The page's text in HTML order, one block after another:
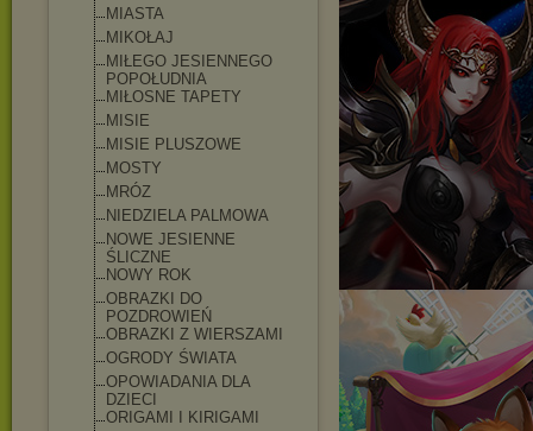
MIASTA
MIKOŁAJ
MIŁEGO JESIENNEGO
POPOŁUDNIA
MIŁOSNE TAPETY
MISIE
MISIE PLUSZOWE
MOSTY
MRÓZ
NIEDZIELA PALMOWA
NOWE JESIENNE
ŚLICZNE
NOWY ROK
OBRAZKI DO
POZDROWIEŃ
OBRAZKI Z WIERSZAMI
OGRODY ŚWIATA
OPOWIADANIA DLA
DZIECI
ORIGAMI I KIRIGAMI